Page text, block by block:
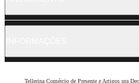
Tellerina Comércio de Presente e Artigos pra